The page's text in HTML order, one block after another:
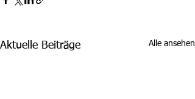
Aktuelle Beiträge Alle ansehen